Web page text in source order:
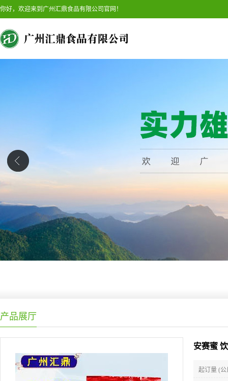
你好，欢迎来到广州汇鼎食品有限公司官网！
产品展厅
安赛蜜
起订量 (公